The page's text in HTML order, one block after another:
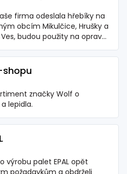
firma odeslala hřebíky na
obcím Mikulčice, Hrušky a
budou použity na opravy
shopu
značky Wolf o
lepidla.
výrobu palet EPAL opět
požadavkům a obdrželi